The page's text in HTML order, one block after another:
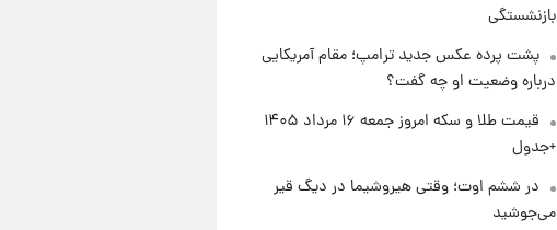
بازنشستگی
پشت پرده عکس جدید ترامپ؛ مقام آمریکایی
درباره وضعیت او چه گفت؟
قیمت طلا و سکه امروز جمعه ۱۶ مرداد ۱۴۰۵
+جدول
در ششم اوت؛ وقتی هیروشیما در دیگ قیر
می‌جوشید